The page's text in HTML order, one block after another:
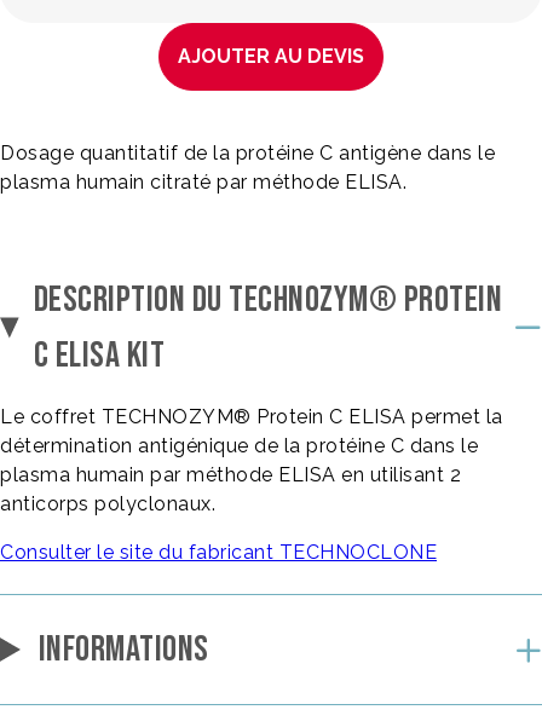
AJOUTER AU DEVIS
Dosage quantitatif de la protéine C antigène dans le
plasma humain citraté par méthode ELISA.
DESCRIPTION DU TECHNOZYM® PROTEIN
C ELISA KIT
Le coffret TECHNOZYM® Protein C ELISA permet la
détermination antigénique de la protéine C dans le
plasma humain par méthode ELISA en utilisant 2
anticorps polyclonaux.
Consulter le site du fabricant TECHNOCLONE
INFORMATIONS